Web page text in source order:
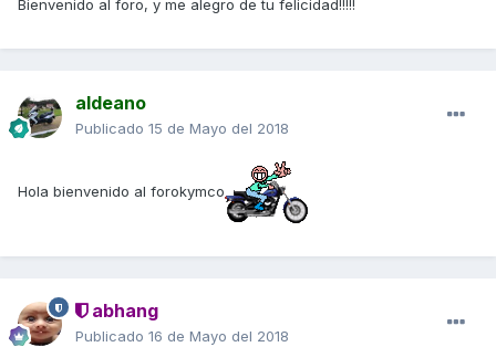
Bienvenido al foro, y me alegro de tu felicidad!!!!!
aldeano
Publicado 15 de Mayo del 2018
Hola bienvenido al forokymco
abhang
Publicado 16 de Mayo del 2018